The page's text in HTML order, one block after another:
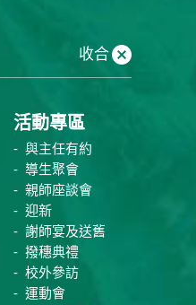
收合
活動專區
與主任有約
導生聚會
親師座談會
迎新
謝師宴及送舊
撥穗典禮
校外參訪
運動會